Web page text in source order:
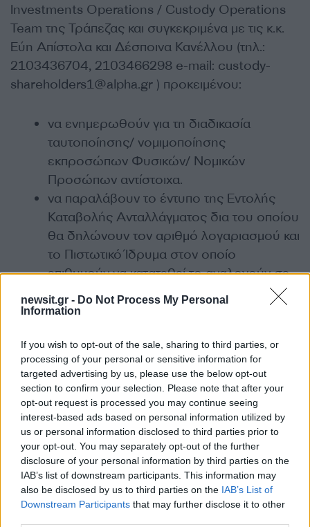
newsit.gr - Do Not Process My Personal
Information
If you wish to opt-out of the sale, sharing to third parties, or
processing of your personal or sensitive information for
targeted advertising by us, please use the below opt-out
section to confirm your selection. Please note that after your
opt-out request is processed you may continue seeing
interest-based ads based on personal information utilized by
us or personal information disclosed to third parties prior to
your opt-out. You may separately opt-out of the further
disclosure of your personal information by third parties on the
IAB’s list of downstream participants. This information may
also be disclosed by us to third parties on the IAB’s List of
Downstream Participants that may further disclose it to other
Investments Operations / Custody Operations
Team της Τράπεζας και συγκεκριμένα με τις κ.κ.
Εύη Απίστολα και Δέσποινα Κανέλλου (τηλ.:
2103436704, 2103466298 e-mail: custody-
shareholders1@alpha.gr ) προκειμένου:
να ενημερωθούν για τη διαδικασία
ταυτοποίησης/ νομιμοποίησης
εκπροσώπων Φυσικών/ Νομικών
Προσώπων αντίστοιχα.
να παραλάβουν το έντυπο της Εντολής
Καταβολής Ανταλλάγματος δια του οποίου
θα δηλώνουν τον αριθμό λογαριασμού και
το Πιστωτικό Ίδρυμα στον οποίο
επιθυμούν να κατατεθεί το αναλογούν σε
αυτούς μέρος του ανταλλάγματος
εξαγοράς των μετοχών τους.
ηλεκτρονικού ταχυδρομείου ή
συστημένης αλληλογραφίας την Εντολή
Καταβολής Ανταλλάγματος δεόντως
συμπληρωμένη και θεωρημένη μέσω ΚΕΠ
ή GOV.gr
να παραλάβουν, εφόσον το επιθυμούν,
αποκλειστικά μέσω ηλεκτρονικού
ταχυδρομείου αντίγραφα των εγγράφων
της υπ’ αρ 46/2025 απόφασης του